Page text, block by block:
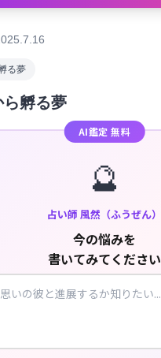
る夢
ら孵る夢
AI鑑定 無料
🔮
占い師 風然（ふうぜん）
今の悩みを
書いてみてください